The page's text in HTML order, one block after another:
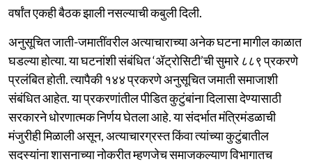
वर्षांत एकही बैठक झाली नसल्याची कबुली दिली.
अनुसूचित जाती-जमातींवरील अत्याचाराच्या अनेक घटना मागील काळात
घडल्या होत्या. या घटनांशी संबंधित ‘ॲट्रोसिटी’ची सुमारे ८८९ प्रकरणे
प्रलंबित होती. त्यापैकी १४४ प्रकरणे अनुसूचित जमाती समाजाशी
संबंधित आहेत. या प्रकरणांतील पीडित कुटुंबांना दिलासा देण्यासाठी
सरकारने धोरणात्मक निर्णय घेतला आहे. या संदर्भात मंत्रिमंडळाची
मंजुरीही मिळाली असून, अत्याचारग्रस्त किंवा त्यांच्या कुटुंबातील
सदस्यांना शासनाच्या नोकरीत म्हणजेच समाजकल्याण विभागातच